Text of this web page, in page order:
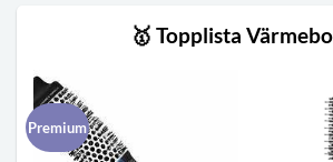
🥇 Topplista
Premium